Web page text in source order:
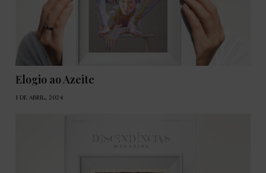
Elogio ao Azeite
1 DE ABRIL, 2024